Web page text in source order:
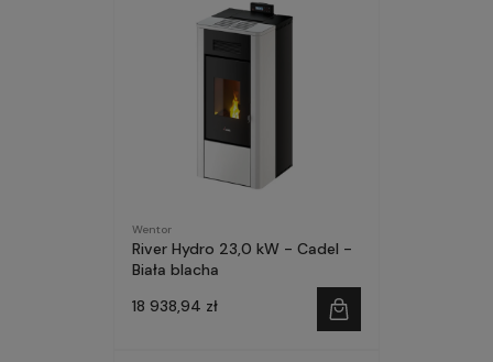
Wentor
River Hydro 23,0 kW - Cadel -
Biała blacha
18 938,94 zł